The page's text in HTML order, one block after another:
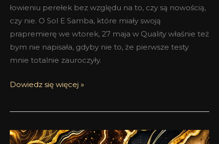
łowieniu perełek bez względu na to, czy są nowością,
czy nie. O Sol E Samba, które miały swoją
prapremierę we wtorek, 27 maja w Quality właśnie też
bym nie napisała, gdyby nie to, że pierwsze testy
mnie totalnie zauroczyły.
Dowiedz się więcej »
Perris